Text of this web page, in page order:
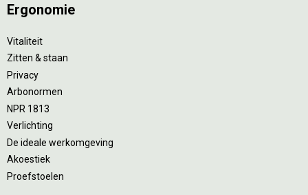
Ergonomie
Vitaliteit
Zitten & staan
Privacy
Arbonormen
NPR 1813
Verlichting
De ideale werkomgeving
Akoestiek
Proefstoelen